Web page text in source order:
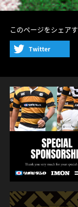
このページをシェア
Twitter